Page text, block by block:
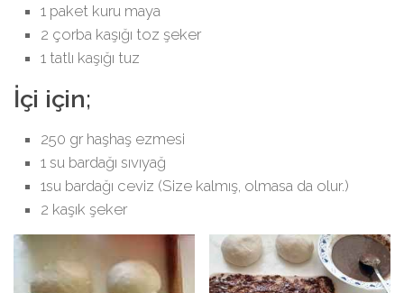
1 paket kuru maya
2 çorba kaşığı toz şeker
1 tatlı kaşığı tuz
İçi için;
250 gr haşhaş ezmesi
1 su bardağı sıvıyağ
1su bardağı ceviz (Size kalmış, olmasa da olur.)
2 kaşık şeker